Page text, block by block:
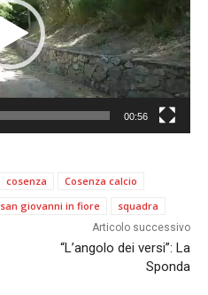
00:56
cosenza
Cosenza calcio
san giovanni in fiore squadra
Articolo successivo
“L’angolo dei versi”: La
Sponda